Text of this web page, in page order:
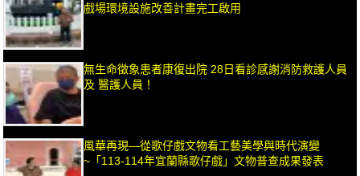
戲場環境設施改善計畫完工啟用
無生命徵象患者康復出院 28日看診感謝消防救護人員
及 醫護人員！
風華再現—從歌仔戲文物看工藝美學與時代演變
~「113-114年宜蘭縣歌仔戲」文物普查成果發表